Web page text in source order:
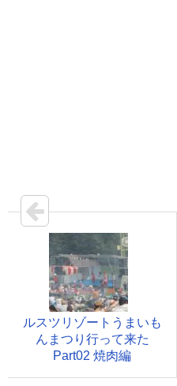
ルスツリゾートうまいも
んまつり行って来た
Part02 焼肉編